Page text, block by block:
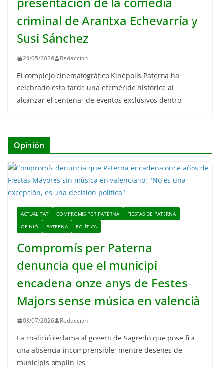
criminal de Arantxa Echevarría y
Susi Sánchez
26/05/2026 Redaccion
El complejo cinematográfico Kinépolis Paterna ha
celebrado esta tarde una efeméride histórica al
alcanzar el centenar de eventos exclusivos dentro
Opinión
ACTUALITAT COMPROMIS PER PATERNA
FIESTAS DE PATERNA
OPINIÓ
PATERNA POLÍTICA
Compromís per Paterna
denuncia que el municipi
encadena onze anys de Festes
Majors sense música en valencià
08/07/2026 Redaccion
La coalició reclama al govern de Sagredo que pose fi a
una absència incomprensible; mentre desenes de
municipis omplin les